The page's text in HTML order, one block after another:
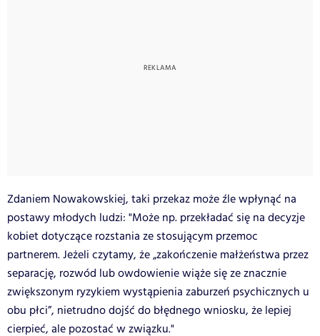
Zdaniem Nowakowskiej, taki przekaz może źle wpłynąć na
postawy młodych ludzi: "Może np. przekładać się na decyzje
kobiet dotyczące rozstania ze stosującym przemoc
partnerem. Jeżeli czytamy, że „zakończenie małżeństwa przez
separację, rozwód lub owdowienie wiąże się ze znacznie
zwiększonym ryzykiem wystąpienia zaburzeń psychicznych u
obu płci”, nietrudno dojść do błędnego wniosku, że lepiej
cierpieć, ale pozostać w związku."